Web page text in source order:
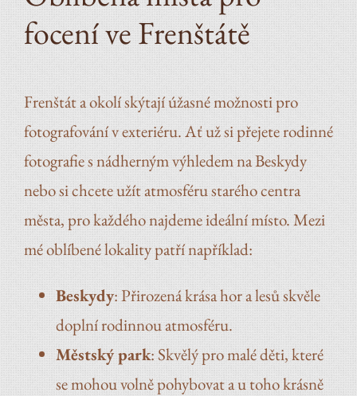
focení ve Frenštátě
Frenštát a okolí skýtají úžasné možnosti pro
fotografování v exteriéru. Ať už si přejete rodinné
fotografie s nádherným výhledem na Beskydy
nebo si chcete užít atmosféru starého centra
města, pro každého najdeme ideální místo. Mezi
mé oblíbené lokality patří například:
Beskydy: Přirozená krása hor a lesů skvěle
doplní rodinnou atmosféru.
Městský park: Skvělý pro malé děti, které
se mohou volně pohybovat a u toho krásně